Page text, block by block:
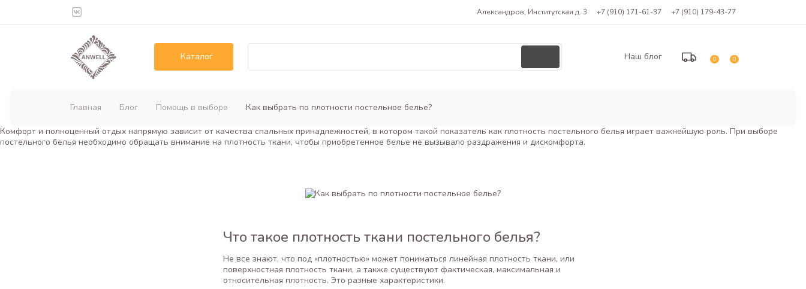
Александров, Институтская д. 3 +7 (910) 171-61-37 +7 (910) 179-43-77
Каталог Наш блог 0 0
Главная Блог Помощь в выборе Как выбрать по плотности постельное белье?
Комфорт и полноценный отдых напрямую зависит от качества спальных принадлежностей, в котором такой показатель как плотность постельного белья играет важнейшую роль. При выборе
постельного белья необходимо обращать внимание на плотность ткани, чтобы приобретенное белье не вызывало раздражения и дискомфорта.
Что такое плотность ткани постельного белья?
Не все знают, что под «плотностью» может пониматься линейная плотность ткани, или
поверхностная плотность ткани, а также существуют фактическая, максимальная и
относительная плотность. Это разные характеристики.